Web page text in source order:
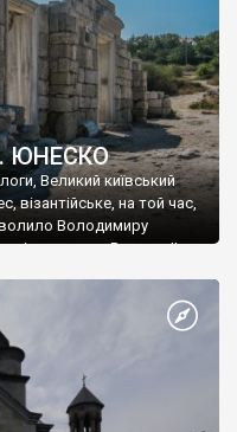
ЮНЕСКО
Великий київський
візантійське, на той час,
Володимиру
імператору Василю ІІ, та
Василем-християнином.
Херсонесу Таврійського